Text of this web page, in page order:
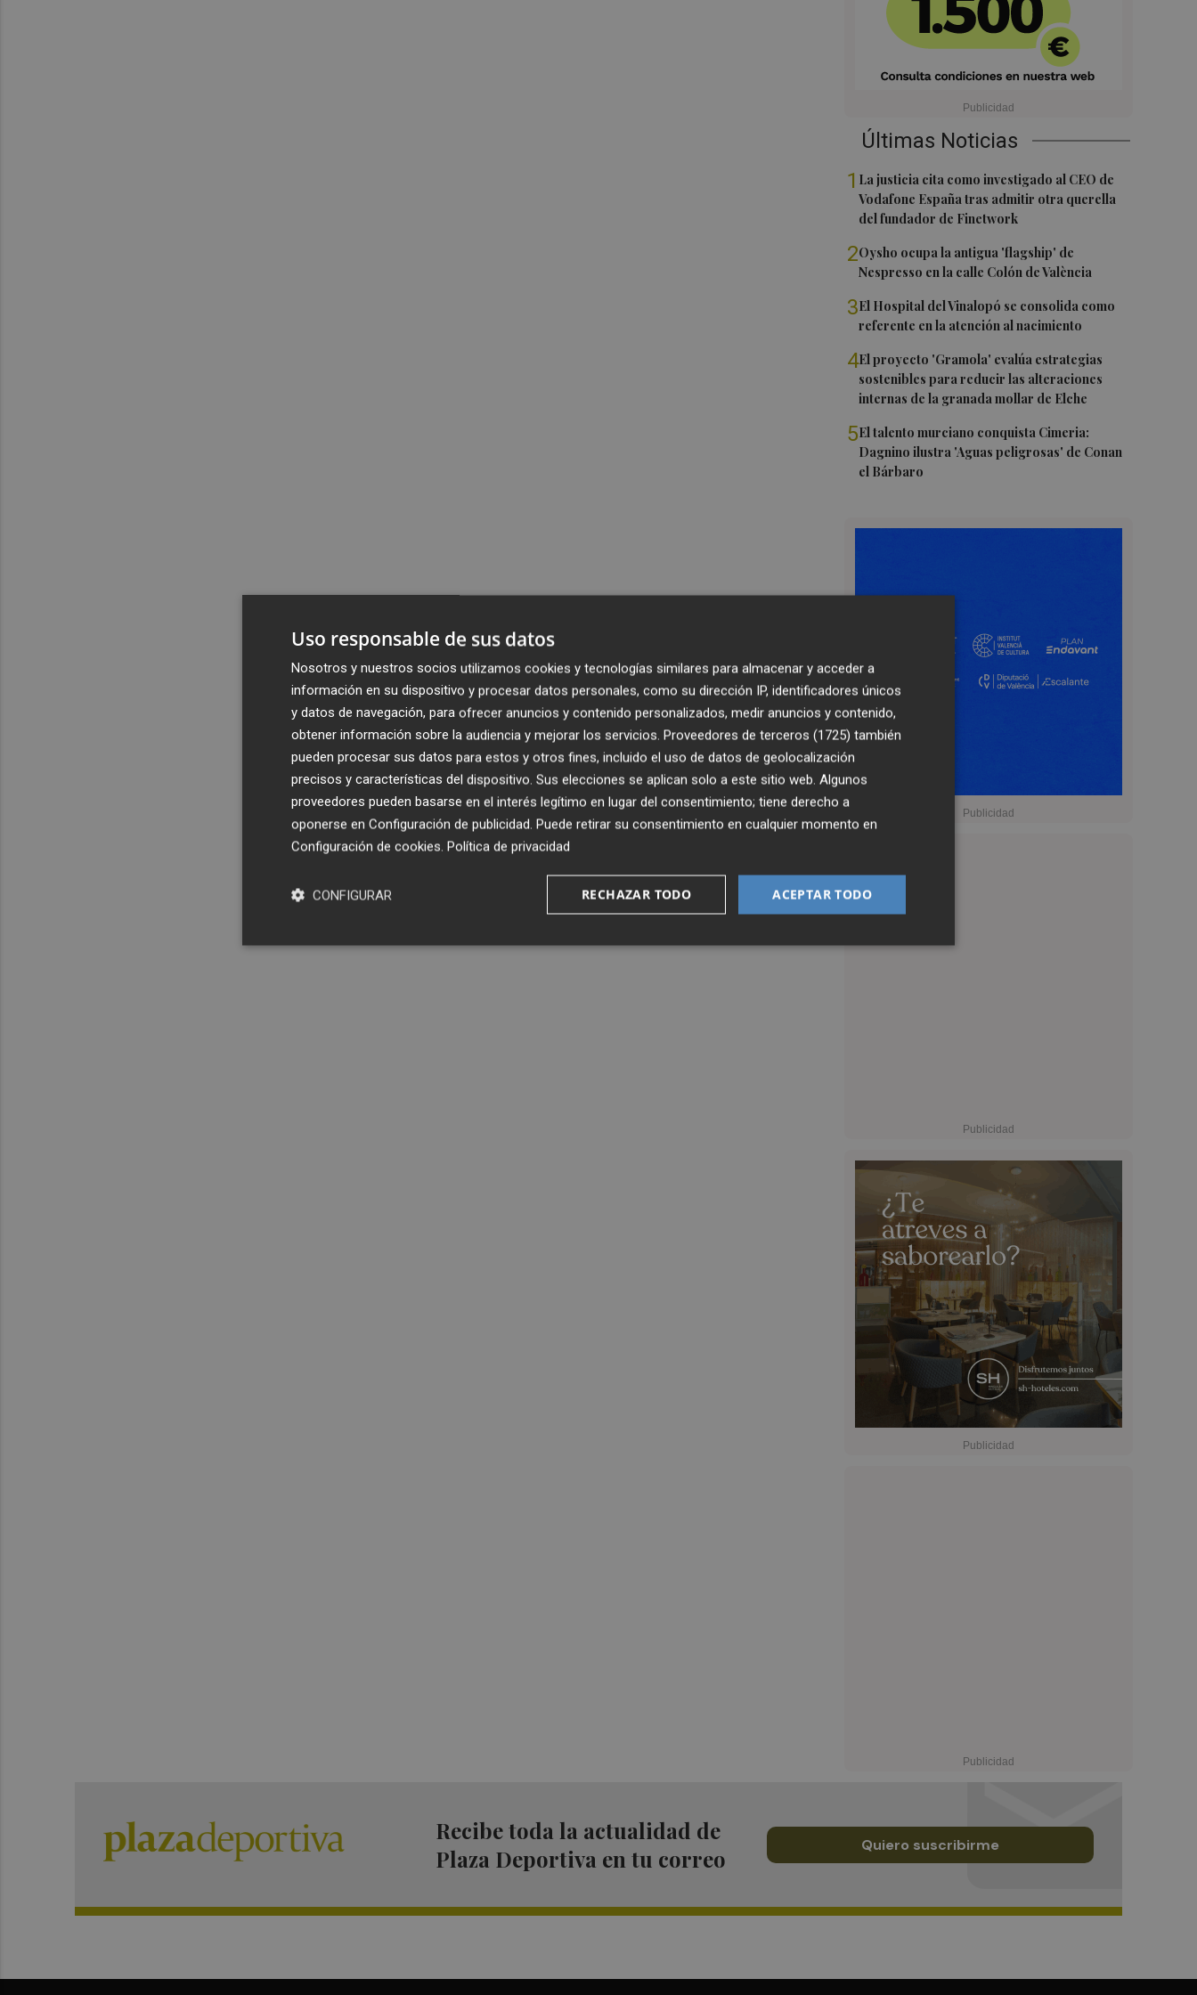
Últimas Noticias
1 La justicia cita como investigado al CEO de
Vodafone España tras admitir otra querella
del fundador de Finetwork
2Oysho ocupa la antigua 'flagship' de
Nespresso en la calle Colón de València
3El Hospital del Vinalopó se consolida como
referente en la atención al nacimiento
4El proyecto 'Gramola' evalúa estrategias
sostenibles para reducir las alteraciones
internas de la granada mollar de Elche
5El talento murciano conquista Cimeria:
Dagnino ilustra 'Aguas peligrosas' de Conan
el Bárbaro
Recibe toda la actualidad de
Plaza Deportiva en tu correo
Quiero suscribirme
Uso responsable de sus datos
Nosotros y nuestros socios utilizamos cookies y tecnologías similares para almacenar y acceder a
información en su dispositivo y procesar datos personales, como su dirección IP, identificadores únicos
y datos de navegación, para ofrecer anuncios y contenido personalizados, medir anuncios y contenido,
obtener información sobre la audiencia y mejorar los servicios. Proveedores de terceros (1725) también
pueden procesar sus datos para estos y otros fines, incluido el uso de datos de geolocalización
precisos y características del dispositivo. Sus elecciones se aplican solo a este sitio web. Algunos
proveedores pueden basarse en el interés legítimo en lugar del consentimiento; tiene derecho a
oponerse en Configuración de publicidad. Puede retirar su consentimiento en cualquier momento en
Configuración de cookies. Política de privacidad
ACEPTAR TODO
RECHAZAR TODO
CONFIGURAR